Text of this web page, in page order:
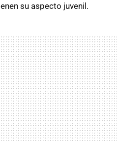
su aspecto juvenil.